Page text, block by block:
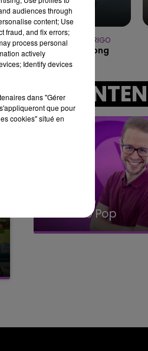
LA RADIO
OLIVIA RODRIGO
Stupid Song
A
15h00 - 19h00
Le Club
audiences through
content; Use
fraud, and fix errors;
process personal
actively
Identify devices
dans "Gérer
que pour
cookies" situé en